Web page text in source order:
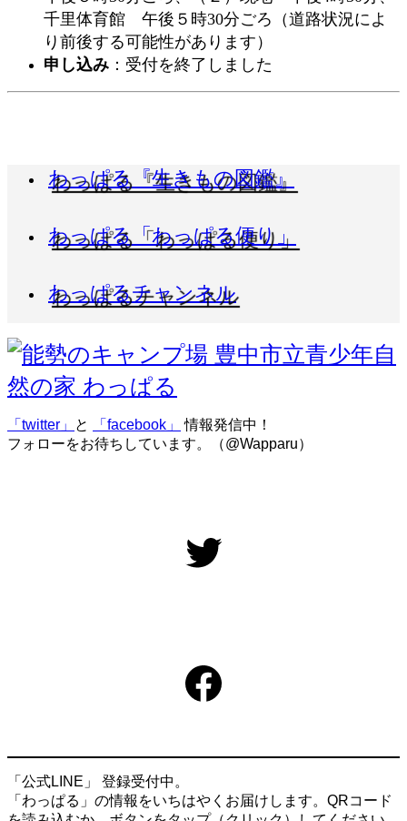
千里体育館 午後５時30分ごろ（道路状況によ
り前後する可能性があります）
申し込み ：受付を終了しました
わっぱる『生きもの図鑑』
わっぱる「わっぱる便り」
わっぱるチャンネル
「twitter」 と 「facebook」
情報発信中！
フォローをお待ちしています。（@Wapparu）
Twitter
Facebook
「公式LINE」 登録受付中。
「わっぱる」の情報をいちはやくお届けします。QRコード